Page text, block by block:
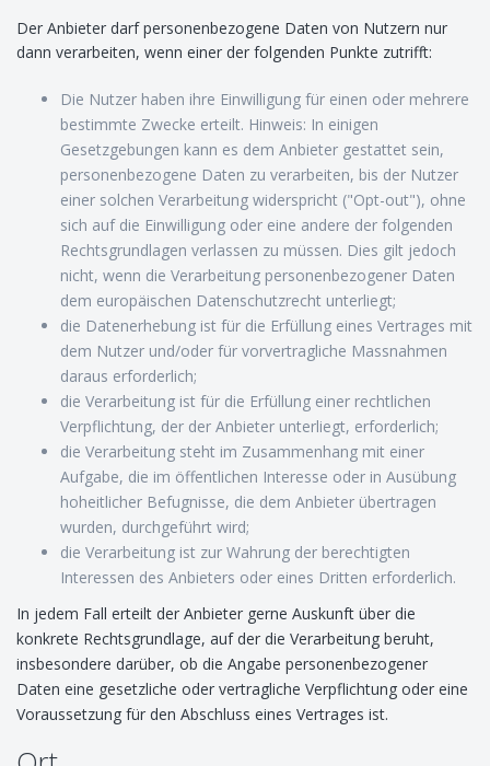
Der Anbieter darf personenbezogene Daten von Nutzern nur
dann verarbeiten, wenn einer der folgenden Punkte zutrifft:
Die Nutzer haben ihre Einwilligung für einen oder mehrere
bestimmte Zwecke erteilt. Hinweis: In einigen
Gesetzgebungen kann es dem Anbieter gestattet sein,
personenbezogene Daten zu verarbeiten, bis der Nutzer
einer solchen Verarbeitung widerspricht ("Opt-out"), ohne
sich auf die Einwilligung oder eine andere der folgenden
Rechtsgrundlagen verlassen zu müssen. Dies gilt jedoch
nicht, wenn die Verarbeitung personenbezogener Daten
dem europäischen Datenschutzrecht unterliegt;
die Datenerhebung ist für die Erfüllung eines Vertrages mit
dem Nutzer und/oder für vorvertragliche Massnahmen
daraus erforderlich;
die Verarbeitung ist für die Erfüllung einer rechtlichen
Verpflichtung, der der Anbieter unterliegt, erforderlich;
die Verarbeitung steht im Zusammenhang mit einer
Aufgabe, die im öffentlichen Interesse oder in Ausübung
hoheitlicher Befugnisse, die dem Anbieter übertragen
wurden, durchgeführt wird;
die Verarbeitung ist zur Wahrung der berechtigten
Interessen des Anbieters oder eines Dritten erforderlich.
In jedem Fall erteilt der Anbieter gerne Auskunft über die
konkrete Rechtsgrundlage, auf der die Verarbeitung beruht,
insbesondere darüber, ob die Angabe personenbezogener
Daten eine gesetzliche oder vertragliche Verpflichtung oder eine
Voraussetzung für den Abschluss eines Vertrages ist.